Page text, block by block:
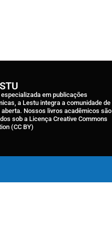
especializada em publicações
a Lestu integra a comunidade de
Nossos livros acadêmicos são
sob a Licença Creative Commons
(CC BY)